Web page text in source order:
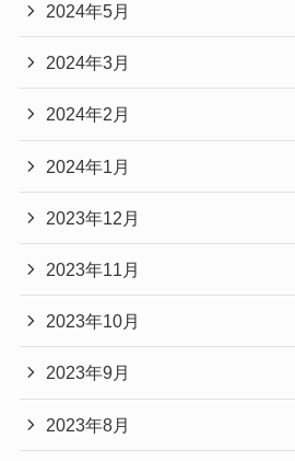
2024年5月
2024年3月
2024年2月
2024年1月
2023年12月
2023年11月
2023年10月
2023年9月
2023年8月